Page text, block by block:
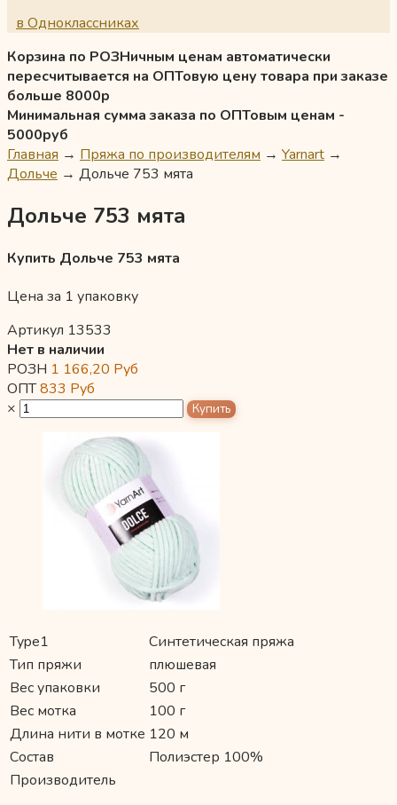
в Одноклассниках
Корзина по РОЗНичным ценам автоматически
пересчитывается на ОПТовую цену товара при заказе
больше 8000р
Минимальная сумма заказа по ОПТовым ценам -
5000руб
Главная → Пряжа по производителям → Yarnart →
Дольче → Дольче 753 мята
Дольче 753 мята
Купить Дольче 753 мята
Цена за 1 упаковку
Артикул 13533
Нет в наличии
РОЗН 1 166,20 Руб
ОПТ833 Руб
×
Type1
Синтетическая пряжа
Тип пряжи
плюшевая
Вес упаковки
500 г
Вес мотка
100 г
Длина нити в мотке 120 м
Состав
Полиэстер 100%
Производитель